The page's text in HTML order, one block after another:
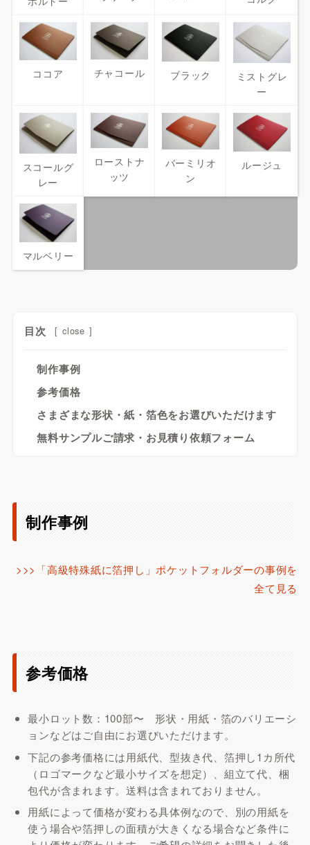
ココア チャコール ブラック
ミストグレ
ー
スコールグ
レー
ローストナ
ッツ
バーミリオ
ン
ルージュ
マルベリー
目次 [ close ]
制作事例
参考価格
さまざまな形状・紙・箔色をお選びいただけます
無料サンプルご請求・お見積り依頼フォーム
制作事例
>>>「高級特殊紙に箔押し」ポケットフォルダーの事例を
全て見る
参考価格
最小ロット数：100部〜 形状・用紙・箔のバリエーシ
ョンなどはご自由にお選びいただけます。
下記の参考価格には用紙代、型抜き代、箔押し1カ所代
（ロゴマークなど最小サイズを想定）、組立て代、梱
包代が含まれます。送料は含まれておりません。
用紙によって価格が変わる具体例なので、別の用紙を
使う場合や箔押しの面積が大きくなる場合など条件に